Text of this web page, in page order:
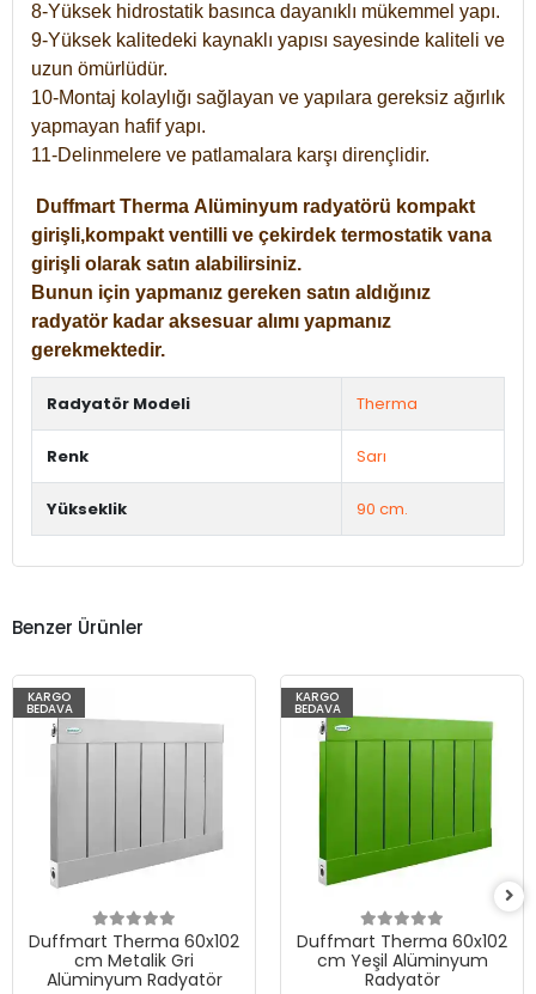
8-Yüksek hidrostatik basınca dayanıklı mükemmel yapı.
9-Yüksek kalitedeki kaynaklı yapısı sayesinde kaliteli ve
uzun ömürlüdür.
10-Montaj kolaylığı sağlayan ve yapılara gereksiz ağırlık
yapmayan hafif yapı.
11-Delinmelere ve patlamalara karşı dirençlidir.
Duffmart Therma Alüminyum radyatörü kompakt
girişli,kompakt ventilli ve çekirdek termostatik vana
girişli olarak satın alabilirsiniz.
Bunun için yapmanız gereken satın aldığınız
radyatör kadar aksesuar alımı yapmanız
gerekmektedir.
Radyatör Modeli Therma
Renk Sarı
Yükseklik 90 cm.
Benzer Ürünler
KARGO
BEDAVA
Duffmart Therma 60x102
cm Metalik Gri
Alüminyum Radyatör
KARGO
BEDAVA
Duffmart Therma 60x102
cm Yeşil Alüminyum
Radyatör